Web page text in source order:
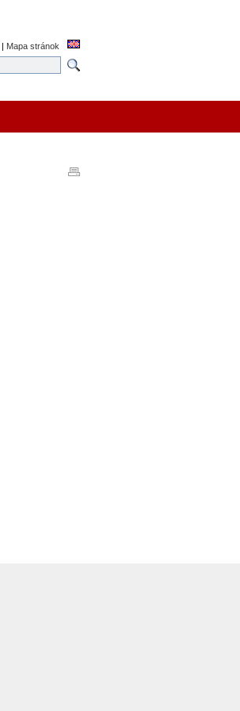
| Mapa stránok